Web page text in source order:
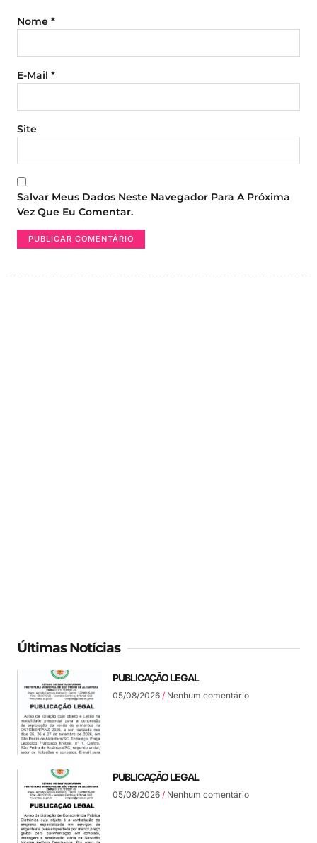
Nome *
E-Mail *
Site
Salvar Meus Dados Neste Navegador Para A Próxima
Vez Que Eu Comentar.
Últimas Notícias
PUBLICAÇÃO LEGAL
05/08/2026 Nenhum comentário
PUBLICAÇÃO LEGAL
05/08/2026 Nenhum comentário